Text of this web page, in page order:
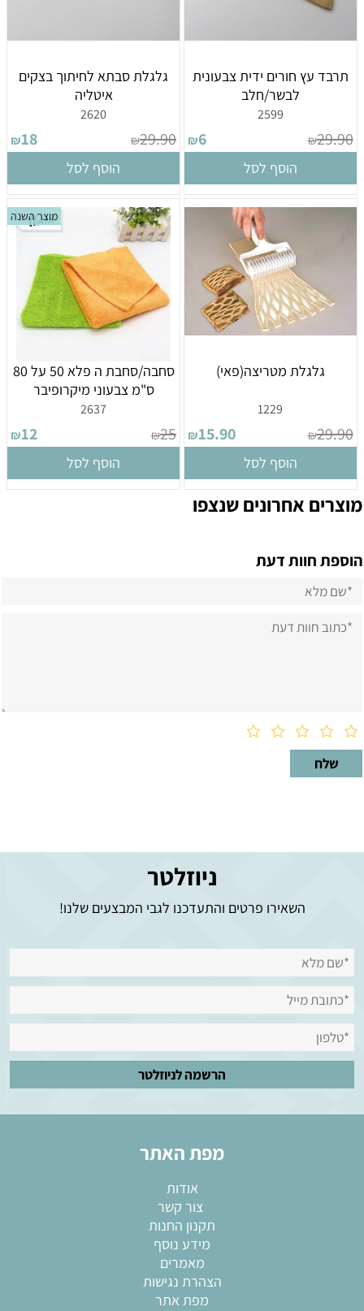
תרבד עץ חורים ידית צבעונית
לבשר/חלב
2599
₪29.90
₪6
הוסף לסל
גלגלת סבתא לחיתוך בצקים
איטליה
2620
₪29.90
₪18
הוסף לסל
גלגלת מטריצה(פאי)
1229
₪29.90
₪15.90
הוסף לסל
מוצר השנה
סחבה/סחבת ה פלא 50 על 80
ס"מ צבעוני מיקרופיבר
2637
₪25
₪12
הוסף לסל
מוצרים אחרונים שנצפו
הוספת חוות דעת
ניוזלטר
השאירו פרטים והתעדכנו לגבי המבצעים שלנו!
מפת האתר
אודות
צור קשר
תקנון החנות
מידע נוסף
מאמרים
הצהרת נגישות
מפת אתר